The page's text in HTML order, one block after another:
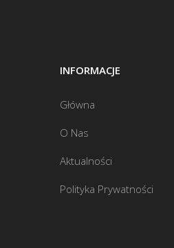
INFORMACJE
Główna
O Nas
Aktualności
Polityka Prywatności